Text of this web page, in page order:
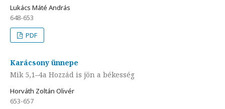
Lukács Máté András
648-653
PDF
Karácsony ünnepe
Mik 5,1–4a Hozzád is jön a békesség
Horváth Zoltán Olivér
653-657